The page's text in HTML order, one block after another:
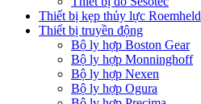
Thiết bị kẹp thủy lực Roemheld
Thiết bị truyền động
Bộ ly hợp Boston Gear
Bộ ly hợp Monninghoff
Bộ ly hợp Nexen
Bộ ly hợp Ogura